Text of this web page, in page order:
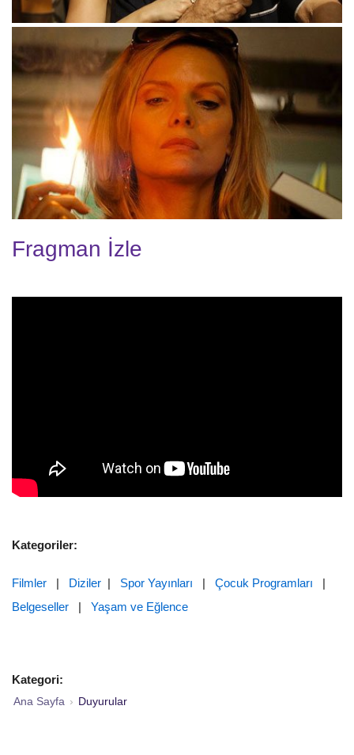
Fragman İzle
Kategoriler:
Filmler | Diziler | Spor Yayınları | Çocuk Programları |
Belgeseller | Yaşam ve Eğlence
Kategori:
Ana Sayfa › Duyurular